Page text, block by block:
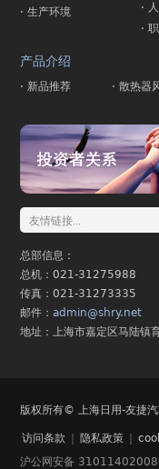
· 生产环境
·
·
产品介绍
· 新品推荐 · 散热器
总部信息：
总机：021-31275988
传真：021-31273335
邮件：admin@shry.net
地址：上海市嘉定区马陆镇
版权所有© 上海日用-友捷
访问条款 隐私政策
沪公网安备